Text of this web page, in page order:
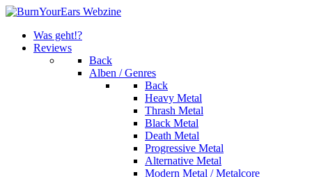
Was geht!?
Reviews
Back
Alben / Genres
Back
Heavy Metal
Thrash Metal
Black Metal
Death Metal
Progressive Metal
Alternative Metal
Modern Metal / Metalcore